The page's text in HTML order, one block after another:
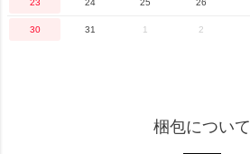
30 31 1 2
梱包について